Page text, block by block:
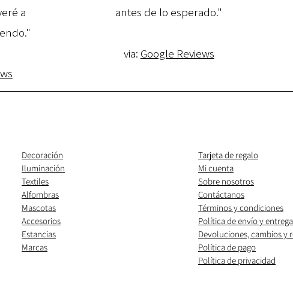
a
antes de lo esperado."
via: Google Reviews
Decoración
Iluminación
Textiles
Alfombras
Mascotas
Accesorios
Estancias
Marcas
Tarjeta de regalo
Mi cuenta
Sobre nosotros
Contáctanos
Términos y condiciones
Política de envío y entrega
Devoluciones, cambios y
Política de pago
Política de privacidad